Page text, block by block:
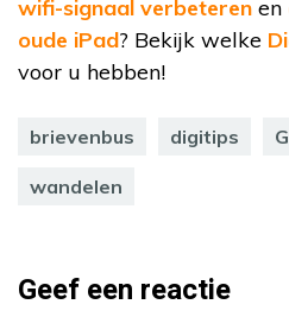
wifi-signaal verbeteren en
oude iPad? Bekijk welke
voor u hebben!
brievenbus digitips
wandelen
Geef een reactie